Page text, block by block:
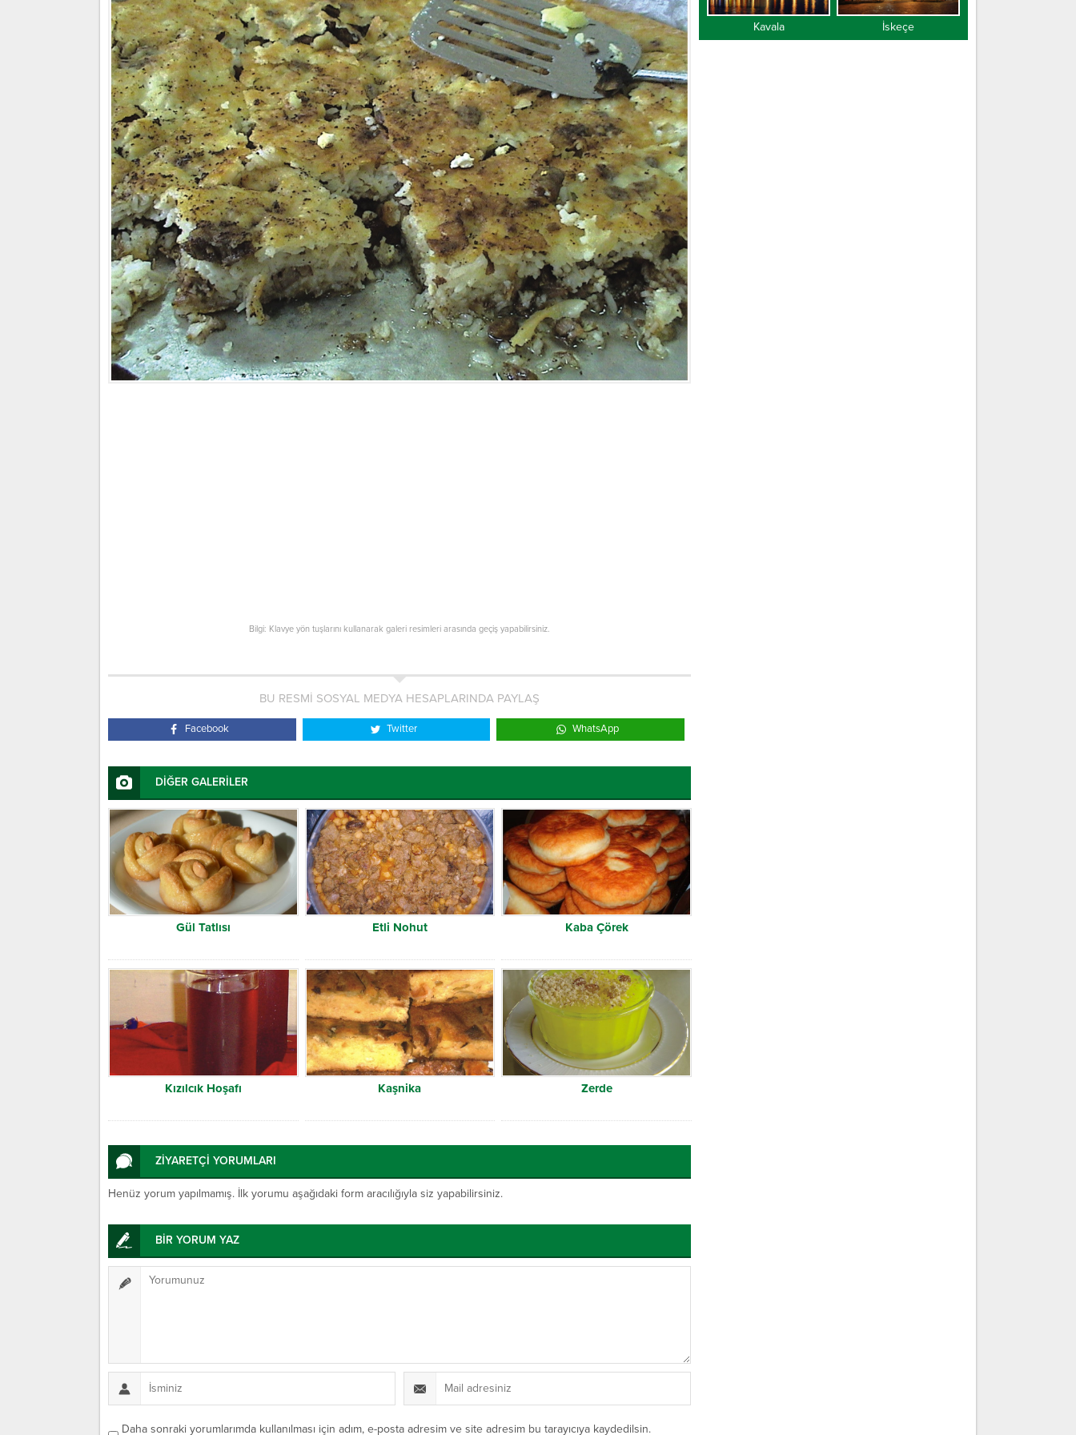
Bilgi: Klavye yön tuşlarını kullanarak galeri resimleri arasında geçiş yapabilirsiniz.
BU RESMİ SOSYAL MEDYA HESAPLARINDA PAYLAŞ
Facebook Twitter WhatsApp
DİĞER GALERİLER
Gül Tatlısı Etli Nohut Kaba Çörek
Kızılcık Hoşafı Kaşnika Zerde
ZİYARETÇİ YORUMLARI
Henüz yorum yapılmamış. İlk yorumu aşağıdaki form aracılığıyla siz yapabilirsiniz.
BİR YORUM YAZ
Daha sonraki yorumlarımda kullanılması için adım, e-posta adresim ve site adresim bu tarayıcıya kaydedilsin.
Kavala İskeçe